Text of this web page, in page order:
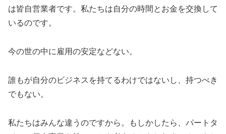
は皆自営業者です。私たちは自分の時間とお金を交換して
いるのです。
今の世の中に雇用の安定などない。
誰もが自分のビジネスを持てるわけではないし、持つべき
でもない。
私たちはみんな違うのですから。もしかしたら、パートタ